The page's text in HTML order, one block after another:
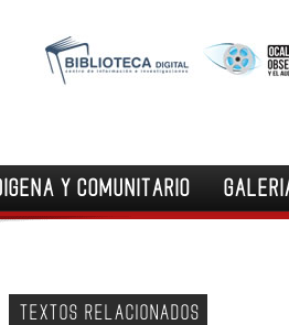
Y COMUNITARIO
TEXTOS RELACIONADOS